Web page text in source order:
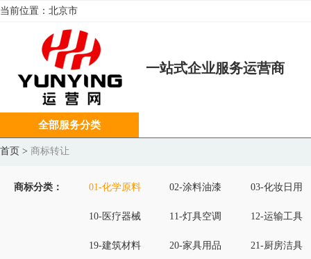
当前位置： 北京市
一站式企业服务运营商
全部服务分类
首页 > 商标转让
商标分类： 01-化学原料 02-涂料油漆 03-化妆日用
10-医疗器械 11-灯具空调 12-运输工具
19-建筑材料 20-家具用品 21-厨房洁具